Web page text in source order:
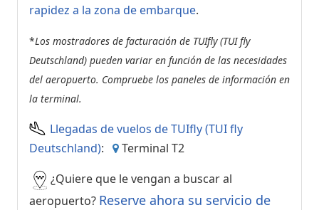
rapidez a la zona de embarque.
*Los mostradores de facturación de TUIfly (TUI fly
Deutschland) pueden variar en función de las necesidades
del aeropuerto. Compruebe los paneles de información en
la terminal.
Llegadas de vuelos de TUIfly (TUI fly
Deutschland):
Terminal T2
¿Quiere que le vengan a buscar al
aeropuerto? Reserve ahora su servicio de